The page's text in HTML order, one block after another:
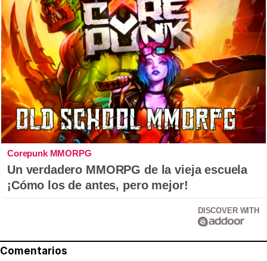
Corepunk MMORPG
Un verdadero MMORPG de la vieja escuela
¡Cómo los de antes, pero mejor!
DISCOVER WITH
Comentarios